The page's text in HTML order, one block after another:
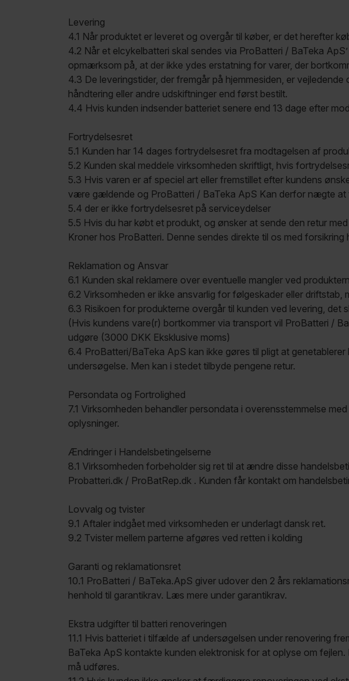
Levering
4.1 Når produktet er leveret og overgår til køber, er det herefter
4.2 Når et elcykelbatteri skal sendes via ProBatteri / BaTeka
opmærksom på, at der ikke ydes erstatning for varer, der
4.3 De leveringstider, der fremgår på hjemmesiden, er
håndtering eller andre udskiftninger end først bestilt.
4.4 Hvis kunden indsender batteriet senere end 13 dage efter
Fortrydelsesret
5.1 Kunden har 14 dages fortrydelsesret fra modtagelsen af
5.2 Kunden skal meddele virksomheden skriftligt, hvis
5.3 Hvis varen er af speciel art eller fremstillet efter kundens
være gældende og ProBatteri / BaTeka ApS Kan derfor nægte at
5.4 der er ikke fortrydelsesret på serviceydelser
5.5 Hvis du har købt et produkt, og ønsker at sende den retur
Kroner hos ProBatteri. Denne sendes direkte til os med forsikring
Reklamation og Ansvar
6.1 Kunden skal reklamere over eventuelle mangler ved
6.2 Virksomheden er ikke ansvarlig for følgeskader eller
6.3 Risikoen for produkterne overgår til kunden ved levering,
(Hvis kundens vare(r) bortkommer via transport vil ProBatteri /
udgøre (3000 DKK Eksklusive moms)
6.4 ProBatteri/BaTeka ApS kan ikke gøres til pligt at
undersøgelse. Men kan i stedet tilbyde pengene retur.
Persondata og Fortrolighed
7.1 Virksomheden behandler persondata i overensstemmelse
oplysninger.
Ændringer i Handelsbetingelserne
8.1 Virksomheden forbeholder sig ret til at ændre disse
Probatteri.dk / ProBatRep.dk . Kunden får kontakt om
Lovvalg og tvister
9.1 Aftaler indgået med virksomheden er underlagt dansk ret.
9.2 Tvister mellem parterne afgøres ved retten i kolding
Garanti og reklamationsret
10.1 ProBatteri / BaTeka.ApS giver udover den 2 års
henhold til garantikrav. Læs mere under garantikrav.
Ekstra udgifter til batteri renoveringen
11.1 Hvis batteriet i tilfælde af undersøgelsen under renovering
BaTeka ApS kontakte kunden elektronisk for at oplyse om
må udføres.